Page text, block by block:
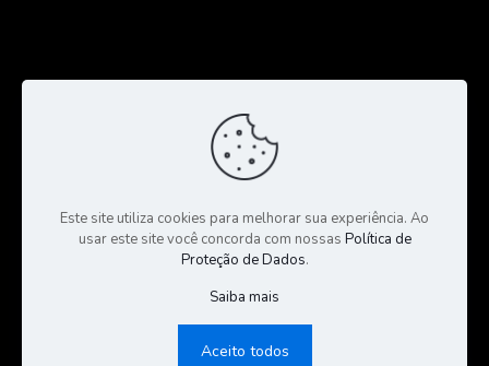
Publicidade
Este site utiliza cookies para melhorar sua experiência. Ao
usar este site você concorda com nossas Política de
Proteção de Dados.
Saiba mais
Aceito todos